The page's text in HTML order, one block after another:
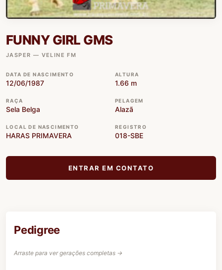
FUNNY GIRL GMS
JASPER — VELINE FM
DATA DE NASCIMENTO
12/06/1987
ALTURA
1.66 m
RAÇA
Sela Belga
PELAGEM
Alazã
LOCAL DE NASCIMENTO
HARAS PRIMAVERA
REGISTRO
018-SBE
ENTRAR EM CONTATO
Pedigree
Arraste para ver gerações completas →